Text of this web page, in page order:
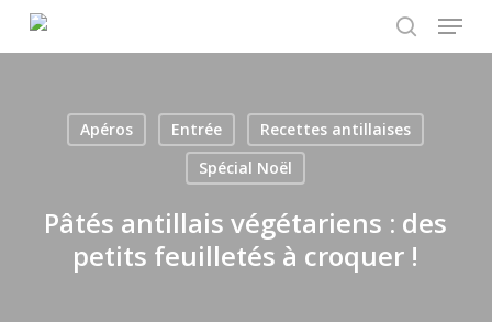
search
Menu
Apéros Entrée
Recettes antillaises
Spécial Noël
Pâtés antillais végétariens : des
petits feuilletés à croquer !